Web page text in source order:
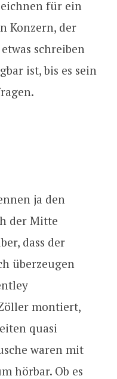
für ein
Konzern, der
schreiben
ist, bis es sein
ja den
der Mitte
dass der
überzeugen
montiert,
quasi
waren mit
hörbar. Ob es